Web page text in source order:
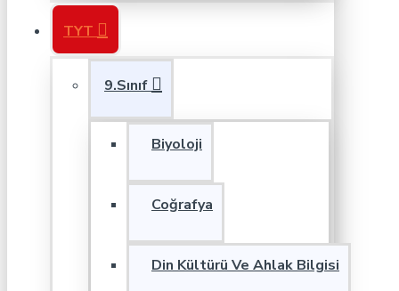
TYT
9.Sınıf
Biyoloji
Coğrafya
Din Kültürü Ve Ahlak Bilgisi